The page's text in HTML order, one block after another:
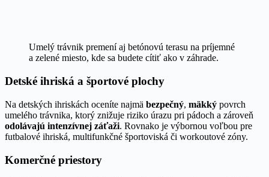
Umelý trávnik premení aj betónovú terasu na príjemné
a zelené miesto, kde sa budete cítiť ako v záhrade.
Detské ihriská a športové plochy
Na detských ihriskách oceníte najmä bezpečný, mäkký povrch
umelého trávnika, ktorý znižuje riziko úrazu pri pádoch a zároveň
odolávajú intenzívnej záťaži. Rovnako je výbornou voľbou pre
futbalové ihriská, multifunkčné športoviská či workoutové zóny.
Komerčné priestory